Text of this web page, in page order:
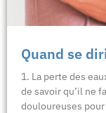
Quand se
1. La perte des
de savoir qu’il ne
douloureuses